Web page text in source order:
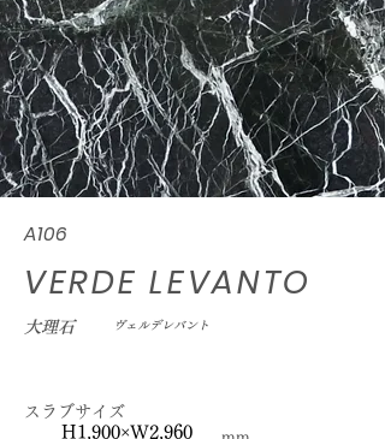
A106
VERDE LEVANTO
大理石 ヴェルデレバント
スラブサイズ
H1,900×W2,960